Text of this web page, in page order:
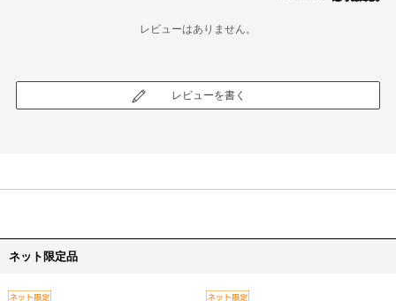
レビューはありません。
レビューを書く
ネット限定品